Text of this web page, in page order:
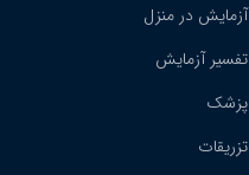
آزمایش در منزل
تفسیر آزمایش
پزشک
تزریقات